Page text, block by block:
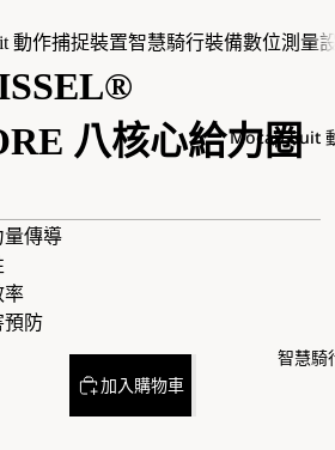
Mocap Suit
智慧騎
動作捕捉裝置智慧騎行裝備數位測量
八核心給力圈
量傳導
率
預防
加入購物車